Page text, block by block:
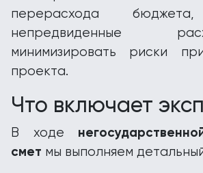
перерасхода
непредвиденные
минимизировать риски
проекта.
Что включает
В ходе
смет мы выполняем